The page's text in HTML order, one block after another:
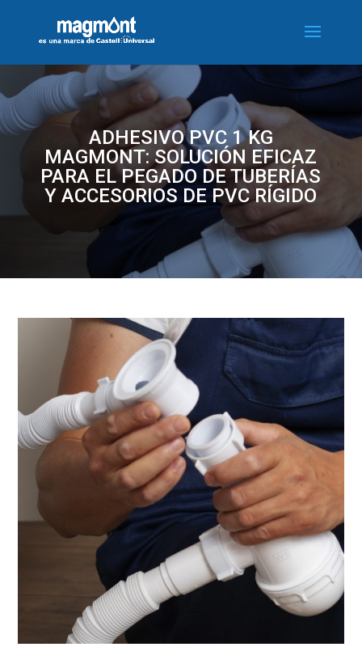
ADHESIVO PVC 1 KG
MAGMONT: SOLUCIÓN EFICAZ
PARA EL PEGADO DE TUBERÍAS
Y ACCESORIOS DE PVC RÍGIDO